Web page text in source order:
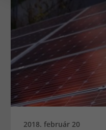
2018. február 20